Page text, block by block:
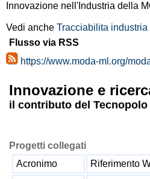
Innovazione nell'Industria della
Vedi anche Tracciabilita industria
Flusso via RSS
https://www.moda-ml.org/
Innovazione e
il contributo del Tecnopolo
Progetti collegati
Acronimo
Riferimento